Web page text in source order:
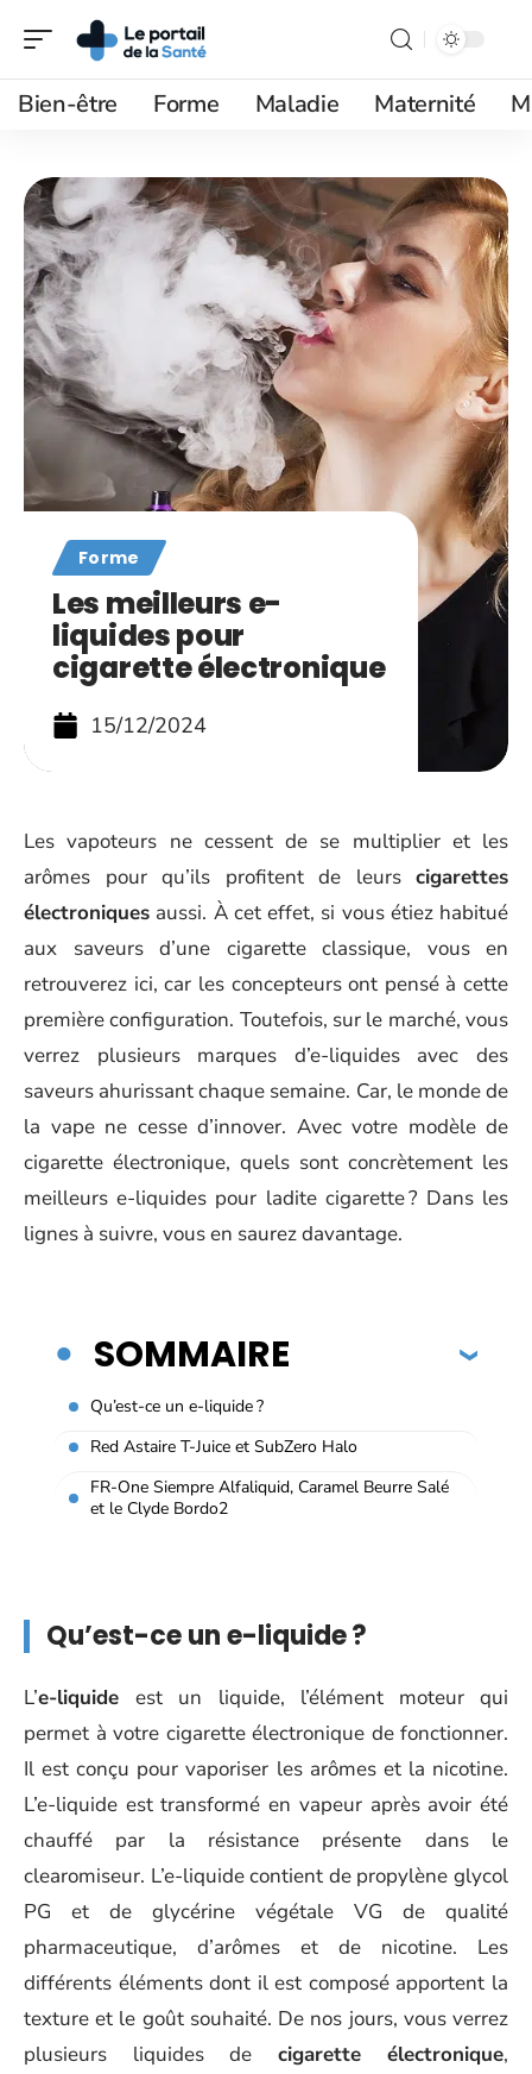
Bien-être Forme Maladie Maternité
Forme
Les meilleurs e-
liquides pour
cigarette électronique
15/12/2024
Les vapoteurs ne cessent de se multiplier et les
arômes pour qu’ils profitent de leurs cigarettes
électroniques aussi. À cet effet, si vous étiez habitué
aux saveurs d’une cigarette classique, vous en
retrouverez ici, car les concepteurs ont pensé à cette
première configuration. Toutefois, sur le marché, vous
verrez plusieurs marques d’e-liquides avec des
saveurs ahurissant chaque semaine. Car, le monde de
la vape ne cesse d’innover. Avec votre modèle de
cigarette électronique, quels sont concrètement les
meilleurs e-liquides pour ladite cigarette ? Dans les
lignes à suivre, vous en saurez davantage.
SOMMAIRE
Qu’est-ce un e-liquide ?
Red Astaire T-Juice et SubZero Halo
FR-One Siempre Alfaliquid, Caramel Beurre Salé
et le Clyde Bordo2
Qu’est-ce un e-liquide ?
L’e-liquideest un liquide, l’élément moteur qui
permet à votre cigarette électronique de fonctionner.
Il est conçu pour vaporiser les arômes et la nicotine.
L’e-liquide est transformé en vapeur après avoir été
chauffé par la résistance présente dans le
clearomiseur. L’e-liquide contient de propylène glycol
PG et de glycérine végétale VG de qualité
pharmaceutique, d’arômes et de nicotine. Les
différents éléments dont il est composé apportent la
texture et le goût souhaité. De nos jours, vous verrez
plusieurs liquides de cigarette électronique,